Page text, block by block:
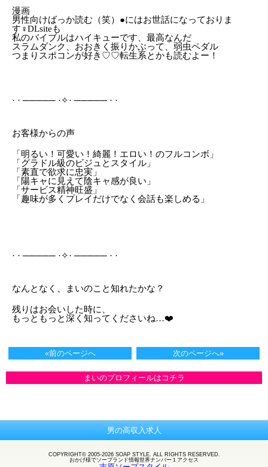
漫画
男性向けばっか読む（笑）●にはお世話になっておりま
す‍♀️DLsiteも
私のバイブルはハイキューです、最高なんだ
スラムダンク、おおきく振りかぶって、弱虫ペダル
つまりスポコンが好き♡♡転生系とかも読むよー！
· · ───── ·✧· ───── · ·‬
お客様からの声
「明るい！可愛い！綺麗！エロい！のフルコンボ」
「グラドル級のビジュとスタイル」
「素直で欲求に忠実」
「陽キャに見えて陰キャ感が良い」
「サービス精神旺盛」
「趣味が多くプレイだけでなく会話も楽しめる」
· · ───── ·✧· ───── · ·‬
なんとなく、まいのこと知れたかな？
残りはお会いした時に、
もっともっと深く知ってくださいね…❤️
«前のページへ 次のページへ»
まいのプロフィールはコチラ
男の高収入求人
COPYRIGHT© 2005-2026 SOAP STYLE. ALL RIGHTS RESERVED.
おかげ様でソープランド情報世界ナンバー１アクセス